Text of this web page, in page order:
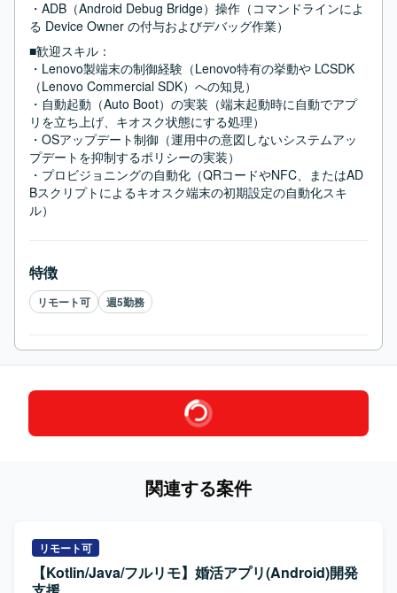
・ADB（Android Debug Bridge）操作（コマンドラインによ
る Device Owner の付与およびデバッグ作業）
■歓迎スキル：
・Lenovo製端末の制御経験（Lenovo特有の挙動や LCSDK
（Lenovo Commercial SDK）への知見）
・自動起動（Auto Boot）の実装（端末起動時に自動でアプ
リを立ち上げ、キオスク状態にする処理）
・OSアップデート制御（運用中の意図しないシステムアッ
プデートを抑制するポリシーの実装）
・プロビジョニングの自動化（QRコードやNFC、またはAD
Bスクリプトによるキオスク端末の初期設定の自動化スキ
ル）
特徴
リモート可 週5勤務
関連する案件
リモート可
【Kotlin/Java/フルリモ】婚活アプリ(Android)開発